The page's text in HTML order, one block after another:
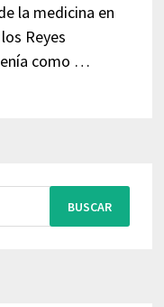
la medicina en
Reyes
como …